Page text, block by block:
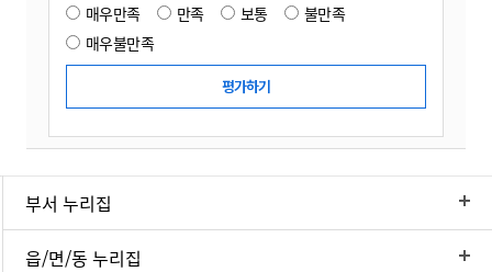
매우만족 만족 보통
불만족
매우불만족
부서 누리집
읍/면/동 누리집